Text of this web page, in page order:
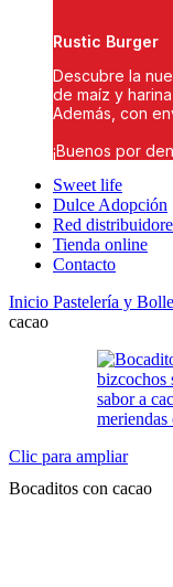
Rustic Burger
Descubre la
de maíz y
Además, con
¡Buenos por
Sweet life
Dulce Adopción
Red
Tienda online
Contacto
Inicio Pastelería y
cacao
Clic para ampliar
Bocaditos con cacao